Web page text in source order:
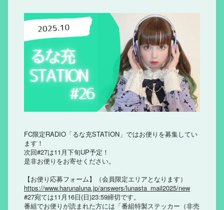
FC限定RADIO「るな充STATION」ではお便りを募集してい
ます！
次回#27は11月下旬UP予定！
是非お便りをお寄せください。
【お便り応募フォーム】（会員限定エリアとなります）
https://www.harunaluna.jp/answers/lunasta_mail2025/new
#27宛ては11月16日(日)23:59締切です。
番組でお便りが読まれた方には「番組特製ステッカー（非売